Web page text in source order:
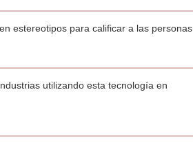
estereotipos para calificar a las personas.
utilizando esta tecnología en